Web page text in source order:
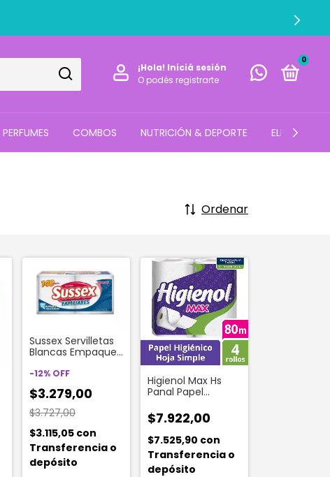
¡Hola! Iniciá sesión
O podés registrarte
0
PERFUMES COMBOS NUTRICIÓN & DEPORTE ELECTRO
Ordenar
Sussex Servilletas
Blancas Empaque
-12% OFF
$3.279,00
$3.727,00
$3.115,05 con
Transferencia o
depósito
Higienol Max Hs
Panal Papel
Xmts
$7.922,00
$7.525,90 con
Transferencia o
depósito